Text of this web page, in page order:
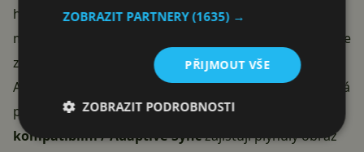
hry (CS2, Valorant, Overwatch), kde záleží na každé
milisekundě, je to praktická volba – snížíte rozlišení, ale
získáte dvojnásobnou plynulost. Pro singleplayerové
AAA tituly zůstanete na 4K se 160 Hz, kde obraz vypadá
parádně. Odezva1 ms GtGa podpora
kompatibilní / Adaptive-Synczajišťují plynulý obraz
ZOBRAZIT PARTNERY(1635) →
PŘIJMOUT VŠE
ZOBRAZIT PODROBNOSTI